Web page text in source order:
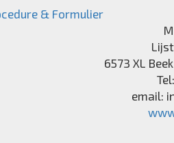
& Formulier
6573 XL
email: